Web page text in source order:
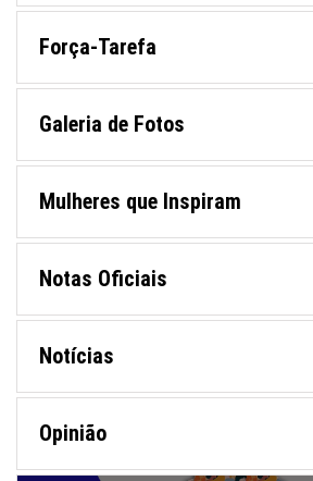
Força-Tarefa
Galeria de Fotos
Mulheres que Inspiram
Notas Oficiais
Notícias
Opinião